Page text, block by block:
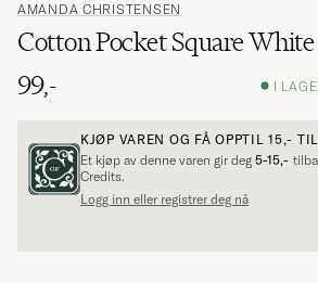
AMANDA CHRISTENSEN
Cotton Pocket Square White
99,-
I
KJØP VAREN OG FÅ OPPTIL15,-
Et kjøp av denne varen gir deg 5-15,-
Credits.
Logg inn eller registrer deg nå